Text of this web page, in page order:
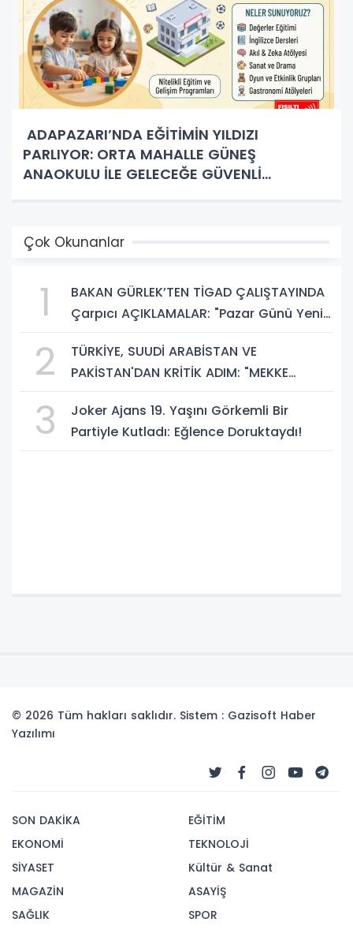
ADAPAZARI’NDA EĞİTİMİN YILDIZI
PARLIYOR: ORTA MAHALLE GÜNEŞ
ANAOKULU İLE GELECEĞE GÜVENLİ
Çok Okunanlar
1
BAKAN GÜRLEK’TEN TİGAD ÇALIŞTAYINDA
Çarpıcı AÇIKLAMALAR: "Pazar Günü Yeni
2
TÜRKİYE, SUUDİ ARABİSTAN VE
PAKİSTAN'DAN KRİTİK ADIM: "MEKKE
3
Joker Ajans 19. Yaşını Görkemli Bir
Partiyle Kutladı: Eğlence Doruktaydı!
© 2026 Tüm hakları saklıdır. Sistem : Gazisoft Haber
Yazılımı
SON DAKİKA
EKONOMİ
SİYASET
MAGAZİN
SAĞLIK
EĞİTİM
TEKNOLOJİ
Kültür & Sanat
ASAYİŞ
SPOR